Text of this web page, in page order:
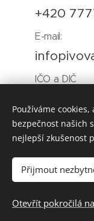
+420
E-mail:
IČO a DIČ
Používáme
bezpečnost našich
nejlepší zkušenost
Přijmout
Otevřít pokročilá